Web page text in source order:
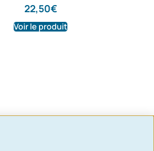
22,50€
Voir le produit